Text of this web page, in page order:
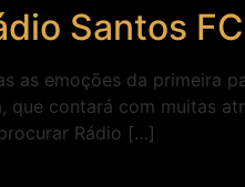
Santos
as emoções da primeira
que contará com muitas
Rádio […]